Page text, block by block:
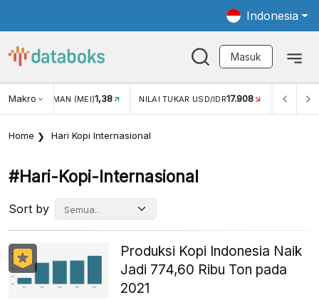
Indonesia
Masuk
MakroWISMAN (MEI)1,38 NILAI TUKAR USD/IDR17.908 INFLASI
Home Hari Kopi Internasional
#hari-Kopi-Internasional
Sort by
Produksi Kopi Indonesia Naik
Jadi 774,60 Ribu Ton pada
2021